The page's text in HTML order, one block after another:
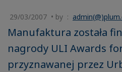
29/03/2007 • by :
Manufaktura została
nagrody ULI Awards
przyznawanej przez